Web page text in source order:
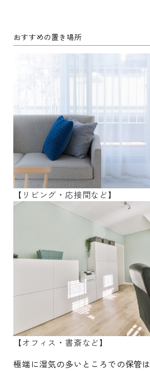
おすすめの置き場所
【リビング・応接間など】
【オフィス・書斎など】
極端に湿気の多いところでの保管